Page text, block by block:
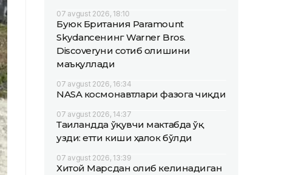
07 avgust 2026, 18:10
Буюк Британия Paramount
Skydanceнинг Warner Bros.
Discoveryни сотиб олишини
маъқуллади
07 avgust 2026, 16:34
NASA космонавтлари фазога чиқди
07 avgust 2026, 14:37
Таиландда ўқувчи мактабда ўқ
узди: етти киши ҳалок бўлди
07 avgust 2026, 13:39
Хитой Марсдан олиб келинадиган